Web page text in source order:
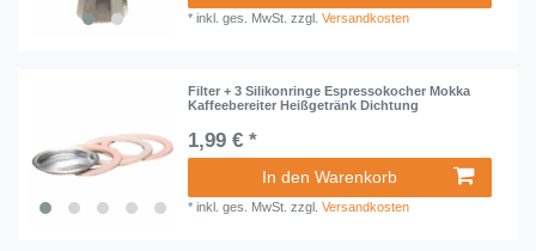
*inkl. ges. MwSt. zzgl.Versandkosten
Filter + 3 Silikonringe Espressokocher Mokka
Kaffeebereiter Heißgetränk Dichtung
1,99 € *
In den Warenkorb
*inkl. ges. MwSt. zzgl.Versandkosten